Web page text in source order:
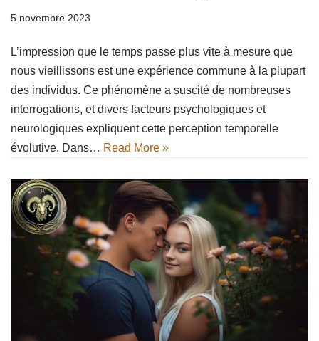
5 novembre 2023
L’impression que le temps passe plus vite à mesure que
nous vieillissons est une expérience commune à la plupart
des individus. Ce phénomène a suscité de nombreuses
interrogations, et divers facteurs psychologiques et
neurologiques expliquent cette perception temporelle
évolutive. Dans… Read More »